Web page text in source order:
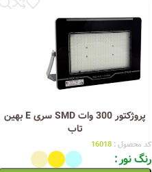
پروژکتور 300 وات SMD سری E بهین
تاب
کد محصول : 16018
رنگ نور